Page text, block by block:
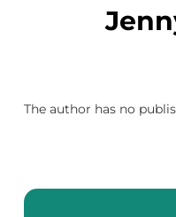
The author has no